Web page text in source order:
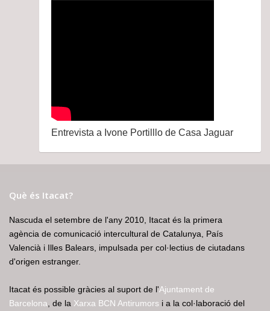
Entrevista a Ivone Portilllo de Casa Jaguar
Què és Itacat?
Nascuda el setembre de l'any 2010, Itacat és la primera
agència de comunicació intercultural de Catalunya, País
Valencià i Illes Balears, impulsada per col·lectius de ciutadans
d'origen estranger.
Itacat és possible gràcies al suport de l'Ajuntament de
Barcelona , de la Xarxa BCN Antirumors i a la col·laboració del